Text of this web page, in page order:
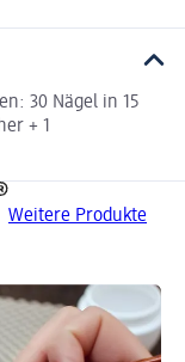
30 Nägel in 15
+ 1
Weitere Produkte